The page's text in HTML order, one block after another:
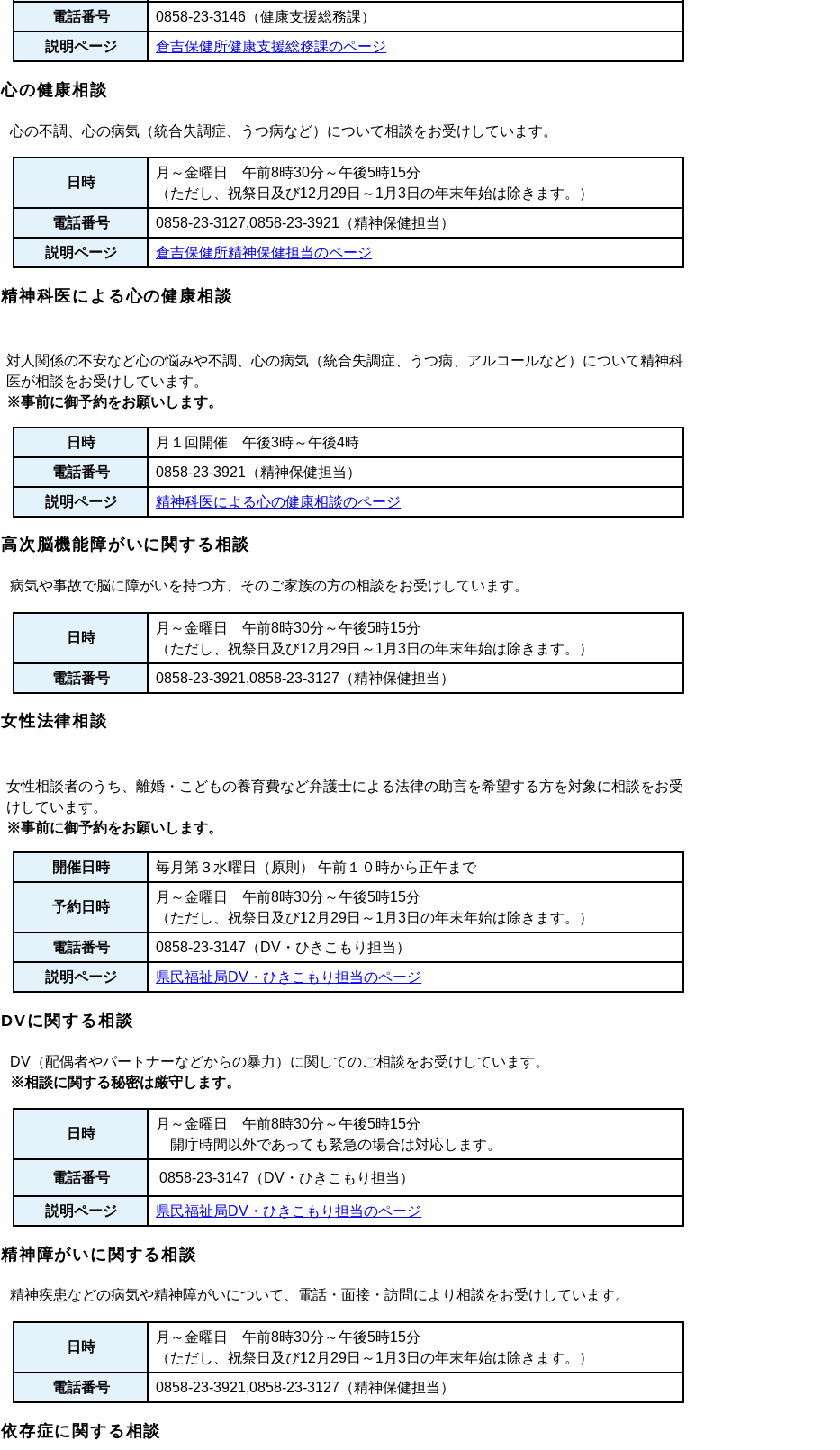
電話番号
0858-23-3146（健康支援総務課）
説明ページ
倉吉保健所健康支援総務課のページ
心の健康相談
心の不調、心の病気（統合失調症、うつ病など）について相談をお受けしています。
日時
月～金曜日 午前8時30分～午後5時15分
（ただし、祝祭日及び12月29日～1月3日の年末年始は除きます。）
電話番号
0858-23-3127,0858-23-3921 （精神保健担当）
説明ページ
倉吉保健所精神保健担当のページ
精神科医による心の健康相談
対人関係の不安など心の悩みや不調、心の病気（統合失調症、うつ病、アルコールなど）について精神科
医が相談をお受けしています。
※事前に御予約をお願いします。
日時
月１回開催 午後3時～午後4時
電話番号
0858-23-3921 （精神保健担当）
説明ページ
精神科医による心の健康相談のページ
高次脳機能障がいに関する相談
病気や事故で脳に障がいを持つ方、そのご家族の方の相談をお受けしています。
日時
月～金曜日 午前8時30分～午後5時15分
（ただし、祝祭日及び12月29日～1月3日の年末年始は除きます。）
電話番号
0858-23-3921,0858-23-3127 （精神保健担当）
女性法律相談
女性相談者のうち、離婚・こどもの養育費など弁護士による法律の助言を希望する方を対象に相談をお受
けしています。
※事前に御予約をお願いします。
開催日時 毎月第３水曜日（原則） 午前１０時から正午まで
予約日時
月～金曜日 午前8時30分～午後5時15分
（ただし、祝祭日及び12月29日～1月3日の年末年始は除きます。）
電話番号
0858-23-3147 （DV・ひきこもり担当）
説明ページ
県民福祉局DV・ひきこもり担当のページ
DVに関する相談
DV（配偶者やパートナーなどからの暴力）に関してのご相談をお受けしています。
※相談に関する秘密は厳守します。
日時
月～金曜日 午前8時30分～午後5時15分
開庁時間以外であっても緊急の場合は対応します。
電話番号 0858-23-3147（DV・ひきこもり担当）
説明ページ 県民福祉局DV・ひきこもり担当のページ
精神障がいに関する相談
精神疾患などの病気や精神障がいについて、電話・面接・訪問により相談をお受けしています。
日時
月～金曜日 午前8時30分～午後5時15分
（ただし、祝祭日及び12月29日～1月3日の年末年始は除きます。）
電話番号
0858-23-3921,0858-23-3127 （精神保健担当）
依存症に関する相談